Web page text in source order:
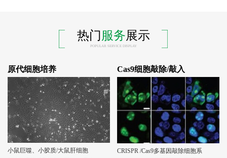
热门服务展示
POPULAR SERVICE DISPLAY
原代细胞培养
小鼠巨噬、小胶质/大鼠肝细胞
Cas9细胞敲除/敲入
CRISPR /Cas9多基因敲除细胞系